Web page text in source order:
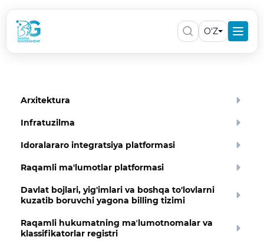
O'Z
Arxitektura
Infratuzilma
Idoralararo integratsiya platformasi
Raqamli ma'lumotlar platformasi
Davlat bojlari, yig'imlari va boshqa to'lovlarni
kuzatib boruvchi yagona billing tizimi
Raqamli hukumatning maʼlumotnomalar va
klassifikatorlar registri